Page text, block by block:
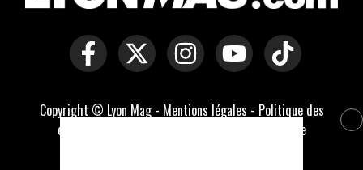
Copyright © Lyon Mag - Mentions légales - Politique des
cookies
Conditions générales de vente